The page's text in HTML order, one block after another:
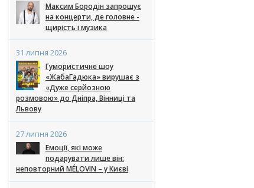
Максим Бородін запрошує
на концерти, де головне -
щирість і музика
31 липня 2026
Гумористичне шоу
«ЖабаГадюка» вирушає з
«Дуже серйозною
розмовою» до Дніпра, Вінниці та
Львову
27 липня 2026
Емоції, які може
подарувати лише він:
неповторний MÉLOVIN – у Києві